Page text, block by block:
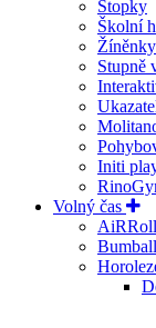
Stopky
Školní
Stupně
Initi
Volný čas
Bumball